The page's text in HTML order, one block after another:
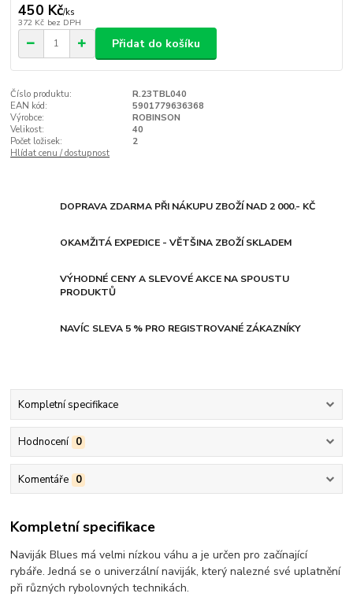
450 Kč/ks
372 Kč bez DPH
Přidat do košíku
Číslo produktu:
R.23TBL040
EAN kód:
5901779636368
Výrobce:
ROBINSON
Velikost:
40
Počet ložisek:
2
Hlídat cenu / dostupnost
DOPRAVA ZDARMA PŘI NÁKUPU ZBOŽÍ NAD 2 000.- KČ
OKAMŽITÁ EXPEDICE - VĚTŠINA ZBOŽÍ SKLADEM
VÝHODNÉ CENY A SLEVOVÉ AKCE NA SPOUSTU
PRODUKTŮ
NAVÍC SLEVA 5 % PRO REGISTROVANÉ ZÁKAZNÍKY
Kompletní specifikace
Hodnocení 0
Komentáře 0
Kompletní specifikace
Naviják Blues má velmi nízkou váhu a je určen pro začínající
rybáře. Jedná se o univerzální naviják, který nalezné své uplatnění
při různých rybolovných technikách.